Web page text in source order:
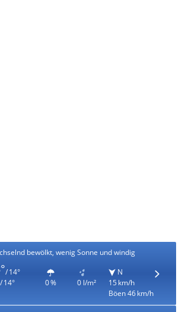
bewölkt, wenig Sonne und windig
/ 14°
14°
0 % 0 l/m²
N
15 km/h
Böen 46 km/h